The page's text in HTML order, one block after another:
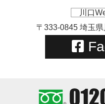
川口
〒333-0845 埼玉